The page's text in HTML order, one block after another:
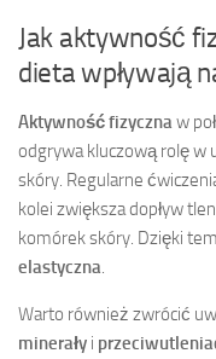
Jak aktywność
dieta wpływają
Aktywność fizycznaw
odgrywa kluczową rolę w
skóry. Regularne
kolei zwiększa dopływ
komórek skóry. Dzięki
elastyczna.
Warto również zwrócić
minerały i